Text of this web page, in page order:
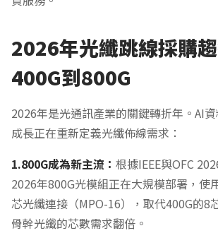
2026年光纖跳線採購
400G到800G
2026年是光通訊產業的關鍵轉折年。AI
成長正在重新定義光纖佈線需求：
1.800G成為新主流： 根據IEEE與OFC
2026年800G光模組正在大規模部署，使
芯光纖連接（MPO-16），取代400G的8
骨幹光纖的芯數需求翻倍。